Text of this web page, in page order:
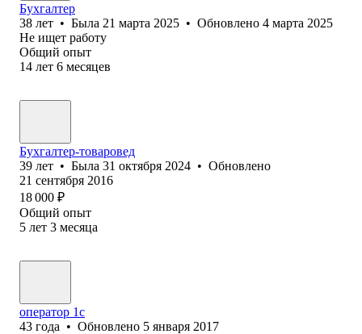
Бухгалтер
38 лет • Была 21 марта 2025 • Обновлено 4 марта 2025
Не ищет работу
Общий опыт
14 лет 6 месяцев
Бухгалтер-товаровед
39 лет • Была 31 октября 2024 • Обновлено
21 сентября 2016
18 000 ₽
Общий опыт
5 лет 3 месяца
оператор 1с
43 года • Обновлено 5 января 2017